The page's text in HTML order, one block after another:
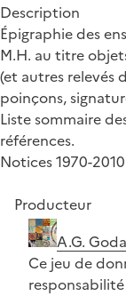
Description
Épigraphie des
M.H. au titre
(et autres relevés
poinçons,
Liste sommaire
références.
Notices 1970-
Producteur
A.G.
Ce jeu de